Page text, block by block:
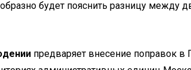
будет пояснить разницу
предваряет внесение поправок в